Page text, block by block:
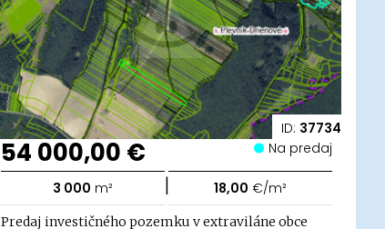
ID: 37734
54 000,00 € Na predaj
3 000 m² | 18,00 €/m²
Predaj investičného pozemku v extraviláne obce